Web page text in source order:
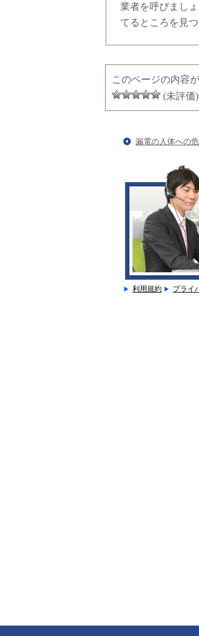
業者を呼びまし
てるところを見
このページの内容
(未評価)
漏電の人体への
利用規約 プライ